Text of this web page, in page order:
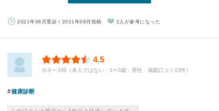
2021年08月受診 / 2021年09月投稿 2人が参考になった
4.5
ボギー245（本人ではない・1〜3歳・男性・掲載口コミ13件）
健康診断